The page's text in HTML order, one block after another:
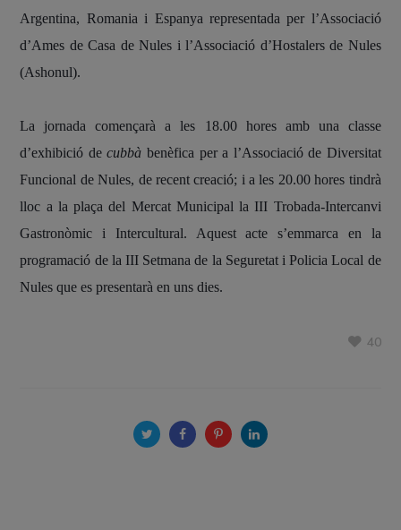
Argentina, Romania i Espanya representada per l’Associació
d’Ames de Casa de Nules i l’Associació d’Hostalers de Nules
(Ashonul).
La jornada començarà a les 18.00 hores amb una classe
d’exhibició decubbà benèfica per a l’Associació de Diversitat
Funcional de Nules, de recent creació; i a les 20.00 hores tindrà
lloc a la plaça del Mercat Municipal la III Trobada-Intercanvi
Gastronòmic i Intercultural. Aquest acte s’emmarca en la
programació de la III Setmana de la Seguretat i Policia Local de
Nules que es presentarà en uns dies.
40